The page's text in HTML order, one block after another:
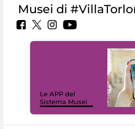
Musei di
Le APP del
Sistema Musei